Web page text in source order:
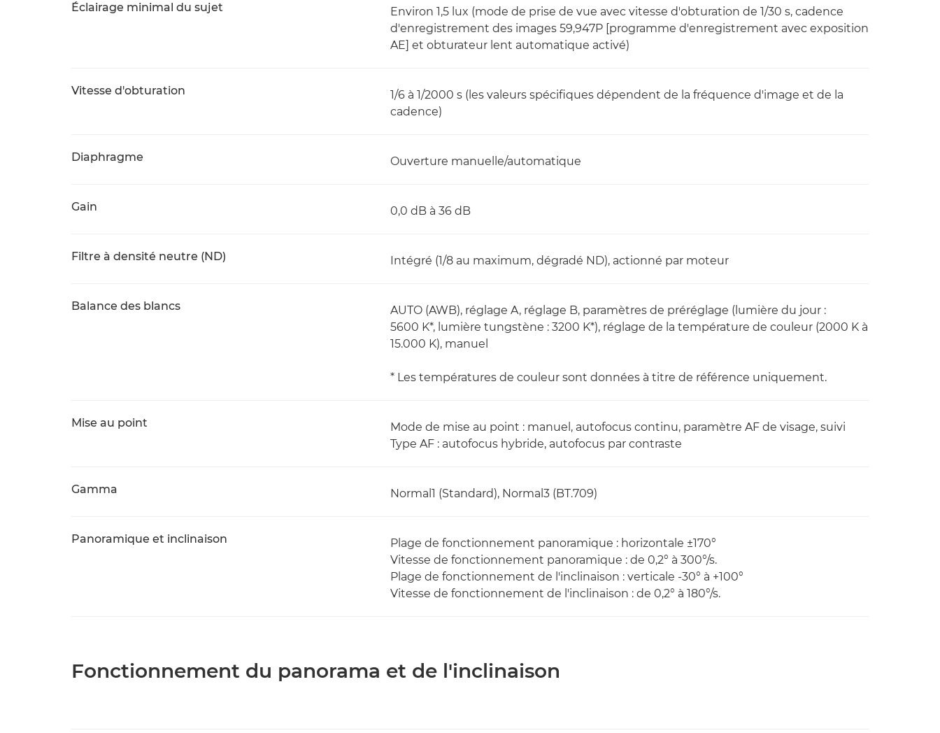
Éclairage minimal du sujet
Environ 1,5 lux (mode de prise de vue avec vitesse d'obturation de 1/30 s, cadence
d'enregistrement des images 59,947P [programme d'enregistrement avec exposition
AE] et obturateur lent automatique activé)
Vitesse d'obturation
1/6 à 1/2000 s (les valeurs spécifiques dépendent de la fréquence d'image et de la
cadence)
Diaphragme Ouverture manuelle/automatique
Gain 0,0 dB à 36 dB
Filtre à densité neutre (ND) Intégré (1/8 au maximum, dégradé ND), actionné par moteur
Balance des blancs
AUTO (AWB), réglage A, réglage B, paramètres de préréglage (lumière du jour :
5600 K*, lumière tungstène : 3200 K*), réglage de la température de couleur (2000 K à
15.000 K), manuel
* Les températures de couleur sont données à titre de référence uniquement.
Mise au point
Mode de mise au point : manuel, autofocus continu, paramètre AF de visage, suivi
Type AF : autofocus hybride, autofocus par contraste
Gamma Normal1 (Standard), Normal3 (BT.709)
Panoramique et inclinaison
Plage de fonctionnement panoramique : horizontale ±170°
Vitesse de fonctionnement panoramique : de 0,2° à 300°/s.
Plage de fonctionnement de l'inclinaison : verticale -30° à +100°
Vitesse de fonctionnement de l'inclinaison : de 0,2° à 180°/s.
Fonctionnement du panorama et de l'inclinaison